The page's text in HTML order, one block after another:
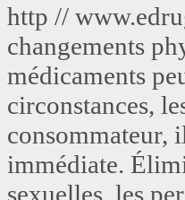
http //
changements
médicaments
circonstances,
consommateur,
immédiate.
sexuelles, les